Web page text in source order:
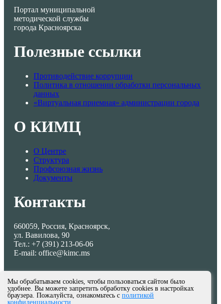
Портал муниципальной
методической службы
города Красноярска
Полезные ссылки
Противодействие коррупции
Политика в отношении обработки персональных
данных
«Виртуальная приемная» администрации города
О КИМЦ
О Центре
Структура
Профсоюзная жизнь
Документы
Контакты
660059, Россия, Красноярск,
ул. Вавилова, 90
Тел.: +7 (391) 213-06-06
E-mail: office@kimc.ms
Мы обрабатываем cookies, чтобы пользоваться сайтом было
удобнее. Вы можете запретить обработку cookies в настройках
браузера. Пожалуйста, ознакомьтесь с политикой
конфиденциальности